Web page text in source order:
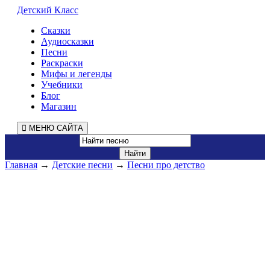
Детский Класс
Сказки
Аудиосказки
Песни
Раскраски
Мифы и легенды
Учебники
Блог
Магазин
МЕНЮ САЙТА
Главная → Детские песни → Песни про детство